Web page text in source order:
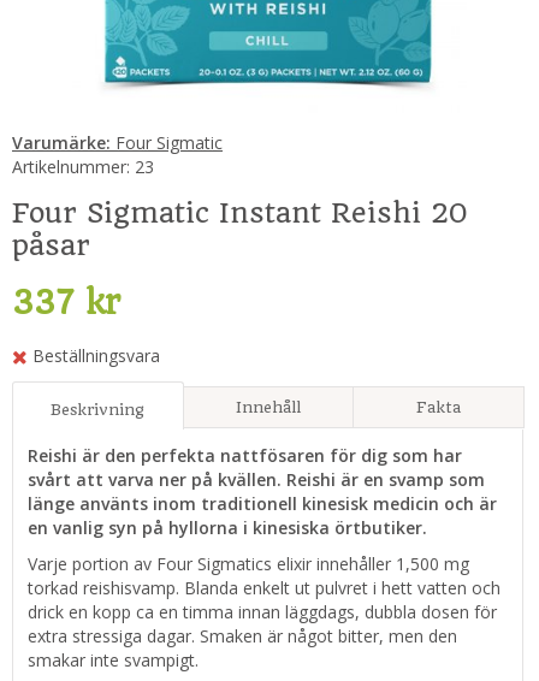
Varumärke: Four Sigmatic
Artikelnummer: 23
Four Sigmatic Instant Reishi 20
påsar
337 kr
Beställningsvara
Beskrivning Innehåll Fakta
Reishi är den perfekta nattfösaren för dig som har
svårt att varva ner på kvällen. Reishi är en svamp som
länge använts inom traditionell kinesisk medicin och är
en vanlig syn på hyllorna i kinesiska örtbutiker.
Varje portion av Four Sigmatics elixir innehåller 1,500 mg
torkad reishisvamp. Blanda enkelt ut pulvret i hett vatten och
drick en kopp ca en timma innan läggdags, dubbla dosen för
extra stressiga dagar. Smaken är något bitter, men den
smakar inte svampigt.